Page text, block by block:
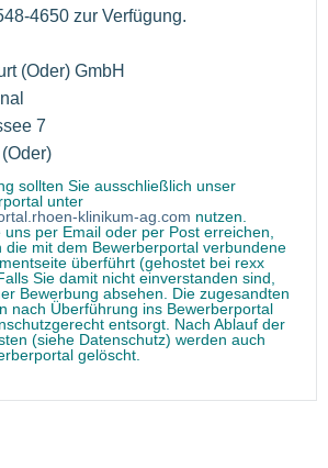
4650 zur Verfügung.
(Oder) GmbH
7
sollten Sie ausschließlich unser
unter
klinikum-ag.com nutzen.
per Email oder per Post erreichen,
die mit dem Bewerberportal verbundene
überführt (gehostet bei rexx
Sie damit nicht einverstanden sind,
Bewerbung absehen. Die zugesandten
nach Überführung ins Bewerberportal
entsorgt. Nach Ablauf der
(siehe Datenschutz) werden auch
gelöscht.